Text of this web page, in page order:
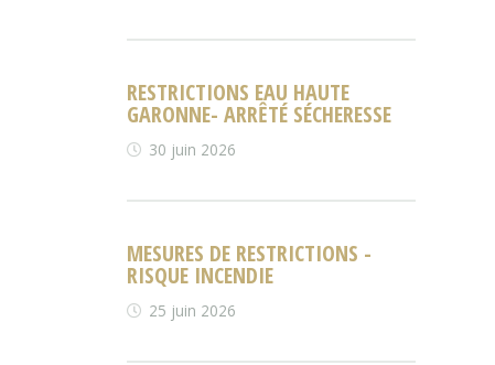
RESTRICTIONS EAU HAUTE
GARONNE- ARRÊTÉ SÉCHERESSE
30 juin 2026
MESURES DE RESTRICTIONS -
RISQUE INCENDIE
25 juin 2026